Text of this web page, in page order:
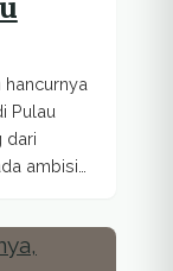
hancurnya
Pulau
dari
ambisi